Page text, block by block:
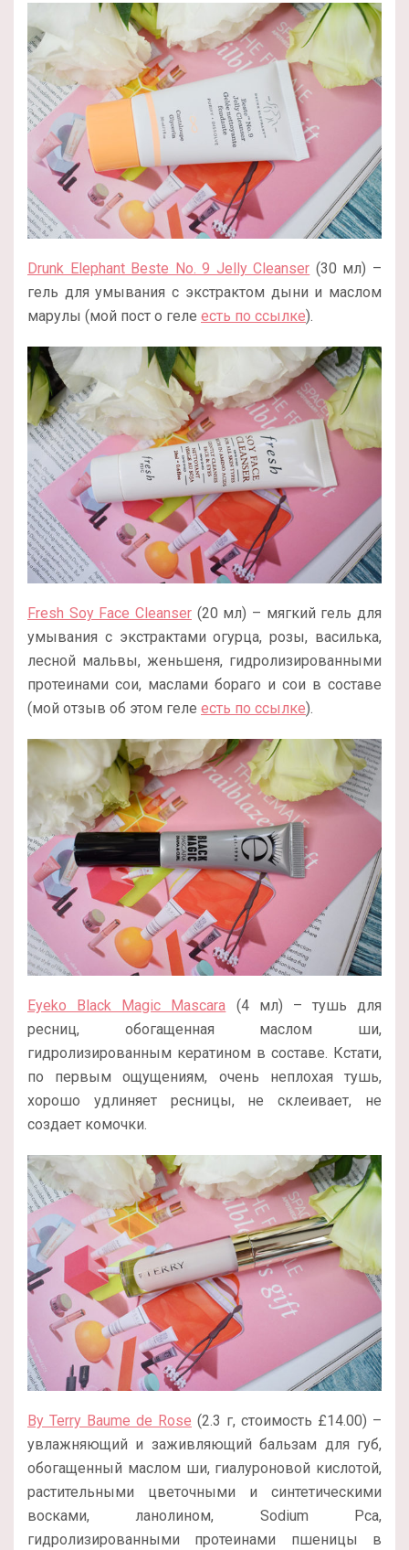
Drunk Elephant Beste No. 9 Jelly Cleanser (30 мл) –
гель для умывания с экстрактом дыни и маслом
марулы (мой пост о геле есть по ссылке).
Fresh Soy Face Cleanser (20 мл) – мягкий гель для
умывания с экстрактами огурца, розы, василька,
лесной мальвы, женьшеня, гидролизированными
протеинами сои, маслами бораго и сои в составе
(мой отзыв об этом геле есть по ссылке).
Eyeko Black Magic Mascara (4 мл) – тушь для
ресниц, обогащенная маслом ши,
гидролизированным кератином в составе. Кстати,
по первым ощущениям, очень неплохая тушь,
хорошо удлиняет ресницы, не склеивает, не
создает комочки.
By Terry Baume de Rose (2.3 г, стоимость £14.00) –
увлажняющий и заживляющий бальзам для губ,
обогащенный маслом ши, гиалуроновой кислотой,
растительными цветочными и синтетическими
восками, ланолином, Sodium Pca,
гидролизированными протеинами пшеницы в